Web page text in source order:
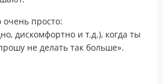
очень просто:
дискомфортно и т.д.), когда ты
не делать так больше».